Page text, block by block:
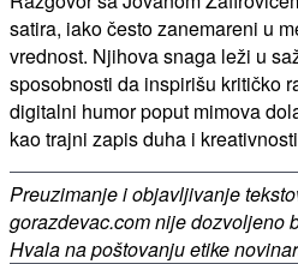
satira, iako često zanemareni u
vrednost. Njihova snaga leži u
sposobnosti da inspirišu kritičko
digitalni humor poput mimova
kao trajni zapis duha i
Preuzimanje i objavljivanje
gorazdevac.com nije dozvoljeno
Hvala na poštovanju etike